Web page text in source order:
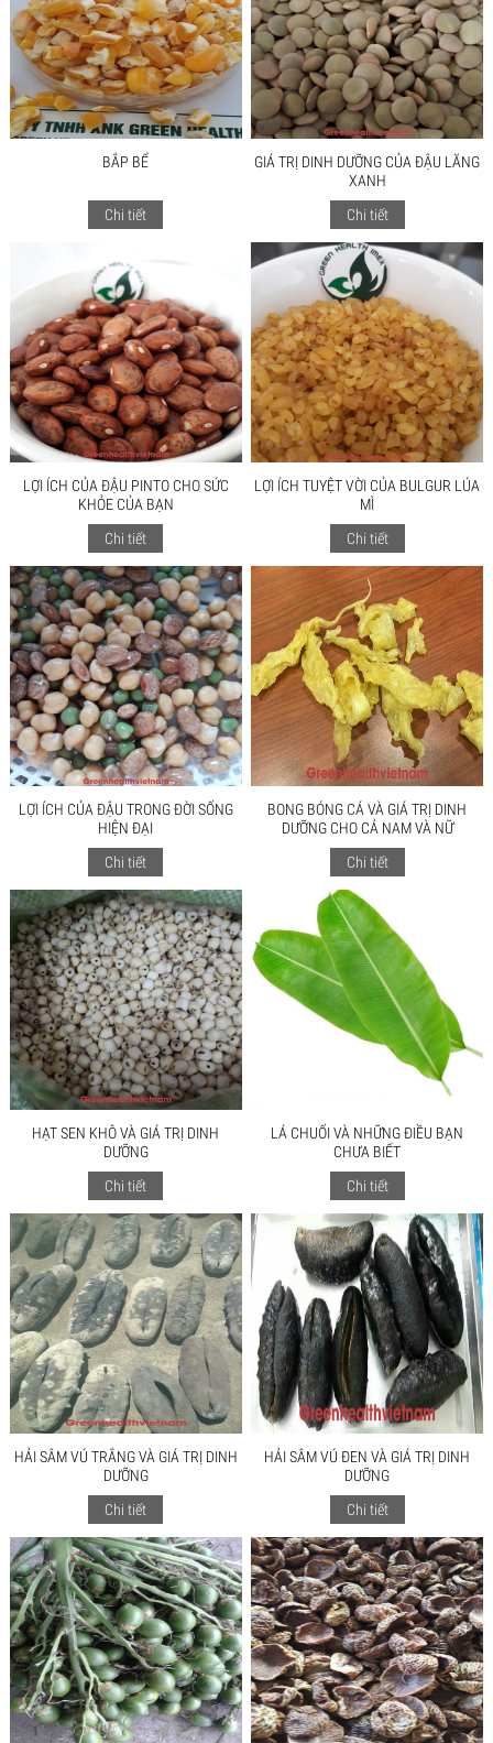
BẮP BỂ
Chi tiết
GIÁ TRỊ DINH DƯỠNG CỦA ĐẬU LĂNG
XANH
Chi tiết
LỢI ÍCH CỦA ĐẬU PINTO CHO SỨC
KHỎE CỦA BẠN
Chi tiết
LỢI ÍCH TUYỆT VỜI CỦA BULGUR LÚA
MÌ
Chi tiết
LỢI ÍCH CỦA ĐẬU TRONG ĐỜI SỐNG
HIỆN ĐẠI
Chi tiết
BONG BÓNG CÁ VÀ GIÁ TRỊ DINH
DƯỠNG CHO CẢ NAM VÀ NỮ
Chi tiết
HẠT SEN KHÔ VÀ GIÁ TRỊ DINH
DƯỠNG
Chi tiết
LÁ CHUỐI VÀ NHỮNG ĐIỀU BẠN
CHƯA BIẾT
Chi tiết
HẢI SÂM VÚ TRẮNG VÀ GIÁ TRỊ DINH
DƯỠNG
Chi tiết
HẢI SÂM VÚ ĐEN VÀ GIÁ TRỊ DINH
DƯỠNG
Chi tiết